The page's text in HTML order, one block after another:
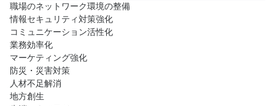
職場のネットワーク環境の整備
情報セキュリティ対策強化
コミュニケーション活性化
業務効率化
マーケティング強化
防災・災害対策
人材不足解消
地方創生